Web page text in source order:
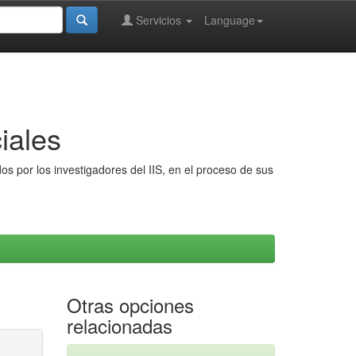
Language
Servicios
por los investigadores del IIS, en el proceso de sus
Otras opciones
relacionadas